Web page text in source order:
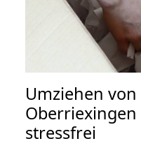
Umziehen von
Oberriexingen
stressfrei